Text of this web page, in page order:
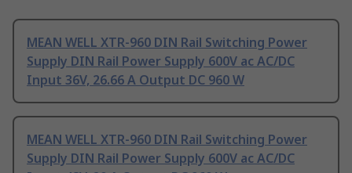
MEAN WELL XTR-960 DIN Rail Switching Power
Supply DIN Rail Power Supply 600V ac AC/DC
Input 36V, 26.66 A Output DC 960 W
MEAN WELL XTR-960 DIN Rail Switching Power
Supply DIN Rail Power Supply 600V ac AC/DC